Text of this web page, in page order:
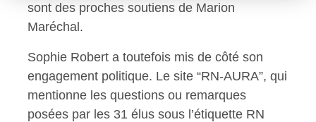
sont des proches soutiens de Marion
Maréchal.
Sophie Robert a toutefois mis de côté son
engagement politique. Le site “RN-AURA”, qui
mentionne les questions ou remarques
posées par les 31 élus sous l’étiquette RN